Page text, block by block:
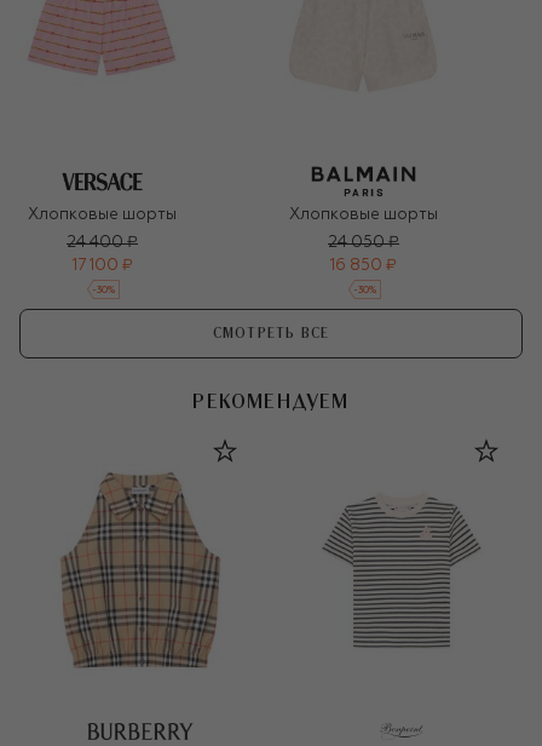
Хлопковые шорты
24 400 ₽
17 100 ₽
-30%
Хлопковые шорты
24 050 ₽
16 850 ₽
-30%
СМОТРЕТЬ ВСЕ
РЕКОМЕНДУЕМ